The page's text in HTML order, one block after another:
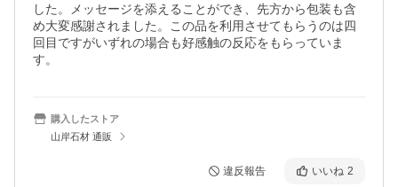
した。メッセージを添えることができ、先方から包装も含
め大変感謝されました。この品を利用させてもらうのは四
回目ですがいずれの場合も好感触の反応をもらっていま
す。
購入したストア
山岸石材 通販
違反報告 いいね 2